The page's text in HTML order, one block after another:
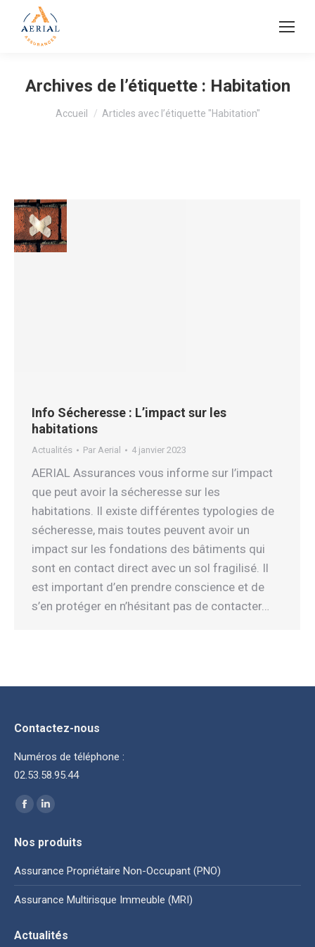
Archives de l’étiquette : Habitation
Vous êtes ici :
Accueil Articles avec l’étiquette "Habitation"
Info Sécheresse : L’impact sur les
habitations
Actualités Par Aerial 4 janvier 2023
AERIAL Assurances vous informe sur l’impact
que peut avoir la sécheresse sur les
habitations. Il existe différentes typologies de
sécheresse, mais toutes peuvent avoir un
impact sur les fondations des bâtiments qui
sont en contact direct avec un sol fragilisé. Il
est important d’en prendre conscience et de
s’en protéger en n’hésitant pas de contacter…
Contactez-nous
Numéros de téléphone :
02.53.58.95.44
Trouvez nous sur :
La
Facebook
s'ouvre
dans
une
fenêtre
La
LinkedIn
s'ouvre
dans
une
fenêtre
Nos produits
Assurance Propriétaire Non-Occupant (PNO)
Assurance Multirisque Immeuble (MRI)
Actualités